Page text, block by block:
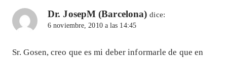
Dr. JosepM (Barcelona) dice:
6 noviembre, 2010 a las 14:45
Sr. Gosen, creo que es mi deber informarle de que en